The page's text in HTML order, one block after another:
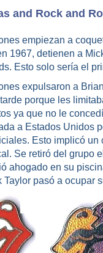
and Rock and
empiezan a
1967, detienen a
Esto solo sería el
expulsaron a
porque les
ya que no le
a Estados Unidos
Esto implicó un
Se retiró del grupo
ahogado en su
Taylor pasó a ocupar